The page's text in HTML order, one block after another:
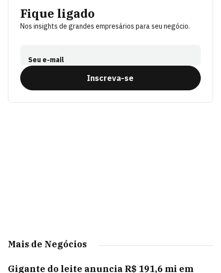
Fique ligado
Nos insights de grandes empresários para seu negócio.
Seu e-mail
Inscreva-se
Mais de Negócios
Gigante do leite anuncia R$ 191,6 mi em